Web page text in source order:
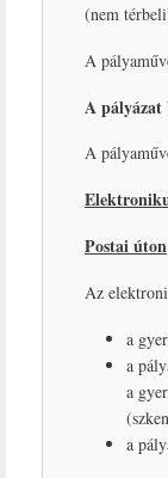
(nem
A
A pályázat
A
Postai úton
Az
a
a
a
a